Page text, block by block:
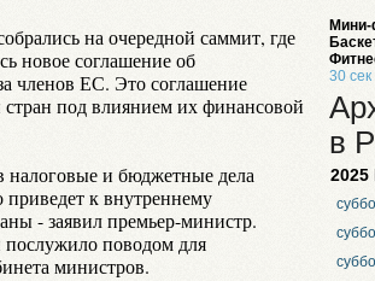
на очередной саммит, где
новое соглашение об
членов ЕС. Это соглашение
под влиянием их финансовой
налоговые и бюджетные дела
к внутреннему
- заявил премьер-министр.
поводом для
министров.
30 сек
в